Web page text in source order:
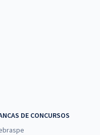
DE CONCURSOS